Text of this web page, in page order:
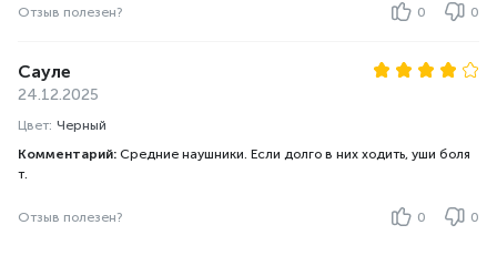
Отзыв полезен? 0 0
Сауле
24.12.2025
Цвет: Черный
Комментарий: Средние наушники. Если долго в них ходить, уши боля
т.
Отзыв полезен? 0 0